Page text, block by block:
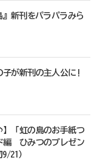
新刊をパラパラみら
子が新刊の主人公に!
】「虹の島のお手紙つ
編 ひみつのプレゼン
21）